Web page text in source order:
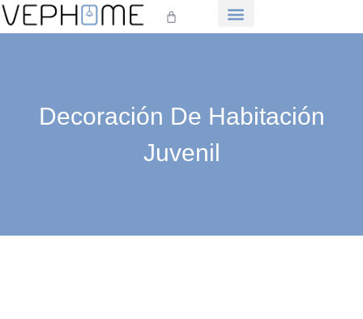
Decoración De Habitación
Juvenil